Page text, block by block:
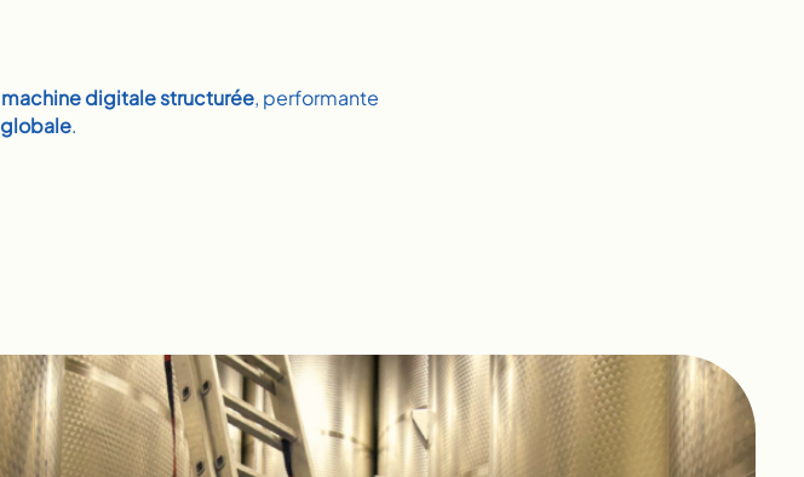
machine digitale structurée, performante
globale.